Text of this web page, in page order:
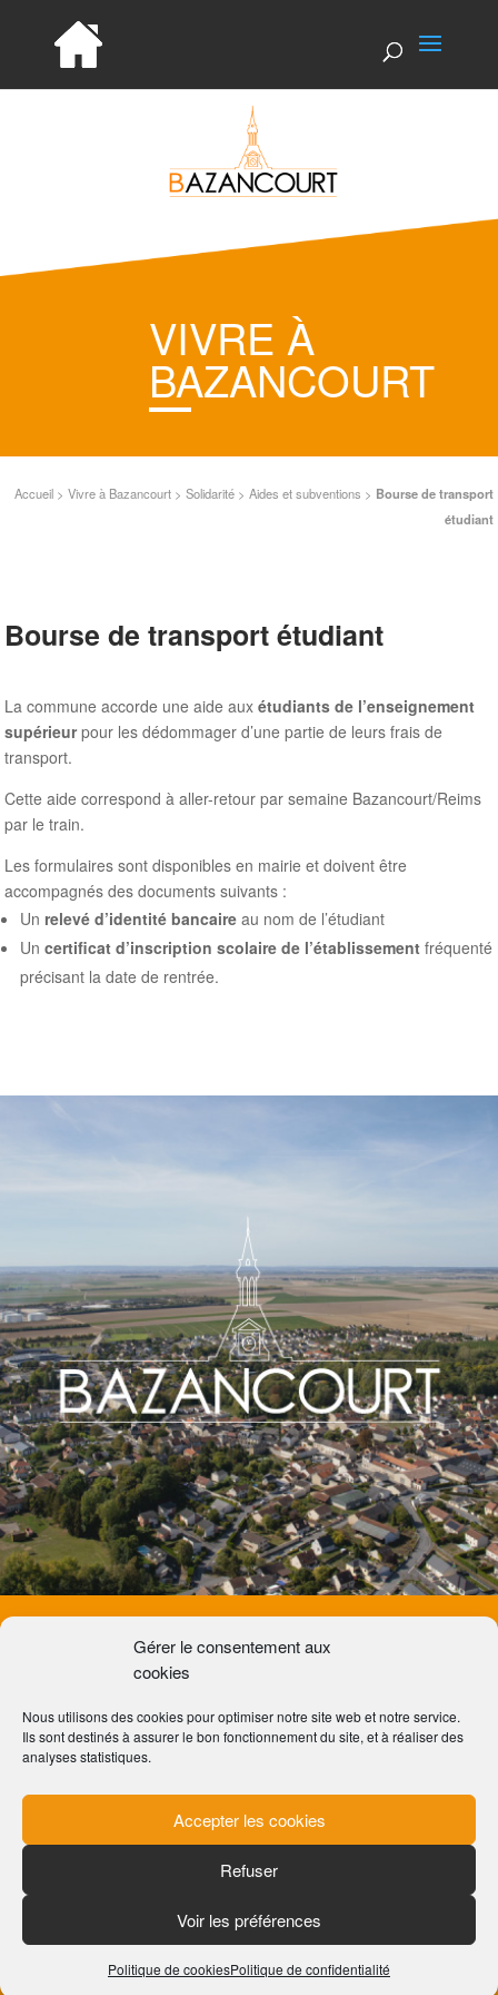
Gérer le consentement aux
cookies
Nous utilisons des cookies pour optimiser notre site web et notre service.
Ils sont destinés à assurer le bon fonctionnement du site, et à réaliser des
analyses statistiques.
Accepter les cookies
Refuser
Voir les préférences
Politique de cookiesPolitique de confidentialité
VIVRE À
BAZANCOURT
Accueil> Vivre à Bazancourt> Solidarité> Aides et subventions > Bourse de transport
étudiant
Bourse de transport étudiant
La commune accorde une aide auxétudiants de l’enseignement
supérieurpour les dédommager d’une partie de leurs frais de
transport.
Cette aide correspond à aller-retour par semaine Bazancourt/Reims
par le train.
Les formulaires sont disponibles en mairie et doivent être
accompagnés des documents suivants :
Un relevé d’identité bancaire au nom de l’étudiant
Uncertificat d’inscription scolaire de l’établissement fréquenté
précisant la date de rentrée.
COMMUNE DE BAZANCOURT
PLACE DE LA MAIRIE
51110 BAZANCOURT
Tél : 03 26 91 10 00
E-mail :
du lundi au vendredi
Le samedi de 9h00 à 12h00